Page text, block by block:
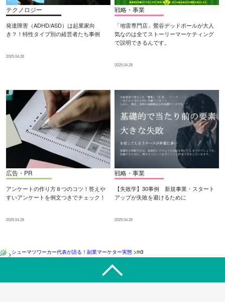
テクノロジー
発達障害（ADHD/ASD）は起業家向
き？！特性タイプ別の経営者たち事例
2025.04.28
戦略・事業
「地雷専門店」鶯谷デッドボールが大人
気なのは全てストーリーマーケティング
で説明できるんです。
2025.04.28
広告・PR
アンケートの作り方８つのコツ！答えや
すいアンケートを例文つきでチェック！
2025.04.28
戦略・事業
【失敗学】30事例 新規事業・スタート
アップが失敗を避けるために
2025.04.28
>シューマツワーカー代表が語る！副業マーケター実態>m3